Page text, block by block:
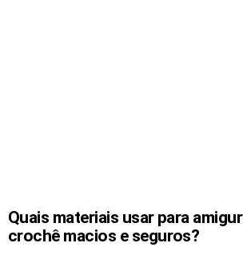
Quais materiais usar para
crochê macios e seguros?